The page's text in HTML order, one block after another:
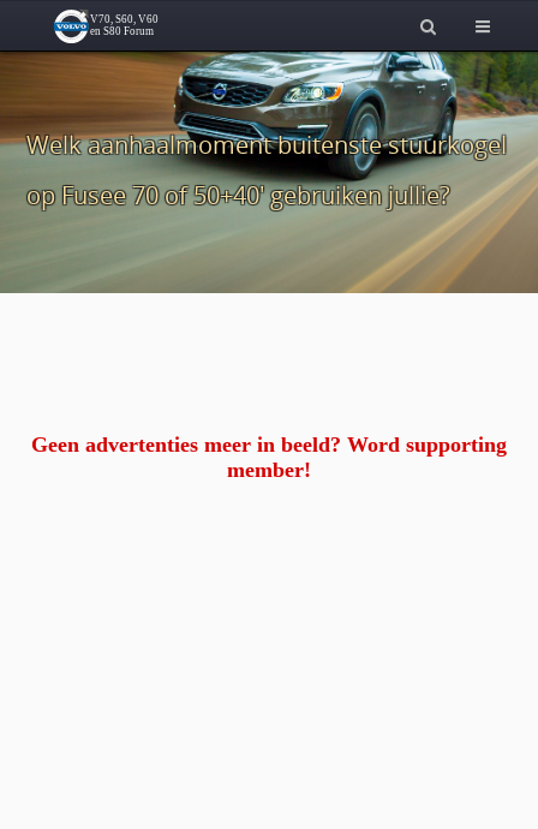
Welk aanhaalmoment buitenste stuurkogel
op Fusee 70 of 50+40' gebruiken jullie?
Geen advertenties meer in beeld? Word supporting
member!